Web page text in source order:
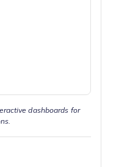
dashboards for